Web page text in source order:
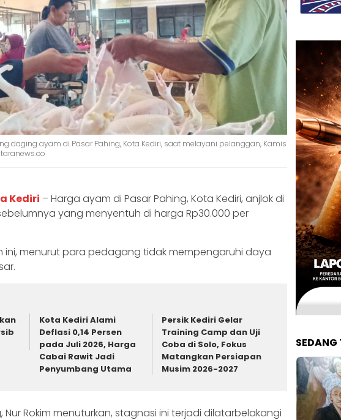
daging ayam di Pasar Pahing, Kota Kediri, saat melayani pelanggan, Kamis
Kediri – Harga ayam di Pasar Pahing, Kota Kediri, anjlok di
yang menyentuh di harga Rp30.000 per
ini, menurut para pedagang tidak mempengaruhi daya
Kota Kediri Alami
Deflasi 0,14 Persen
pada Juli 2026, Harga
Cabai Rawit Jadi
Penyumbang Utama
Persik Kediri Gelar
Training Camp dan Uji
Coba di Solo, Fokus
Matangkan Persiapan
Musim 2026-2027
Rokim menuturkan, stagnasi ini terjadi dilatarbelakangi
SEDANG